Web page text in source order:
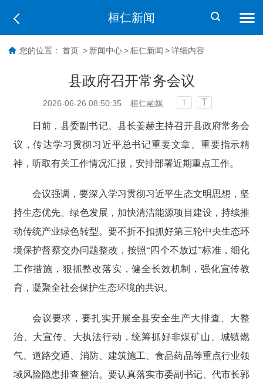
桓仁新闻
您的位置： 首页 > 新闻中心 > 桓仁新闻 > 详细内容
县政府召开常务会议
2026-06-26 08:50:35 桓仁融媒 T T
日前，县委副书记、县长姜赫主持召开县政府常务会
议，传达学习贯彻习近平总书记重要文章、重要指示精
神，听取有关工作情况汇报，安排部署近期重点工作。
会议强调，要深入学习贯彻习近平生态文明思想，坚
持生态优先、绿色发展，加快清洁能源项目建设，持续推
动传统产业绿色转型。要不折不扣抓好第三轮中央生态环
境保护督察交办问题整改，按照“四个不放过”标准，细化
工作措施，狠抓整改落实，健全长效机制，强化宣传教
育，凝聚全社会保护生态环境的共识。
会议要求，要扎实开展全县安全生产大排查、大整
治、大宣传、大执法行动，统筹抓好非煤矿山、城镇燃
气、道路交通、消防、建筑施工、食品药品等重点行业领
域风险隐患排查整治。要认真落实市委副书记、代市长郭